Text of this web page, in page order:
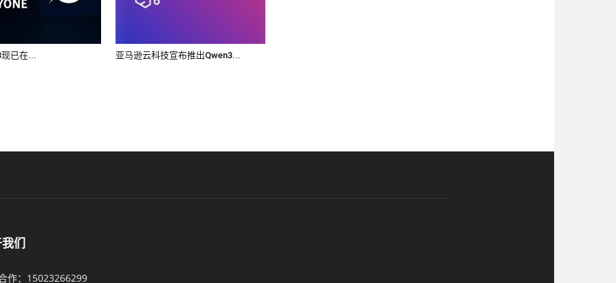
已在... 亚马逊云科技宣布推出Qwen3...
们
作：15023266299